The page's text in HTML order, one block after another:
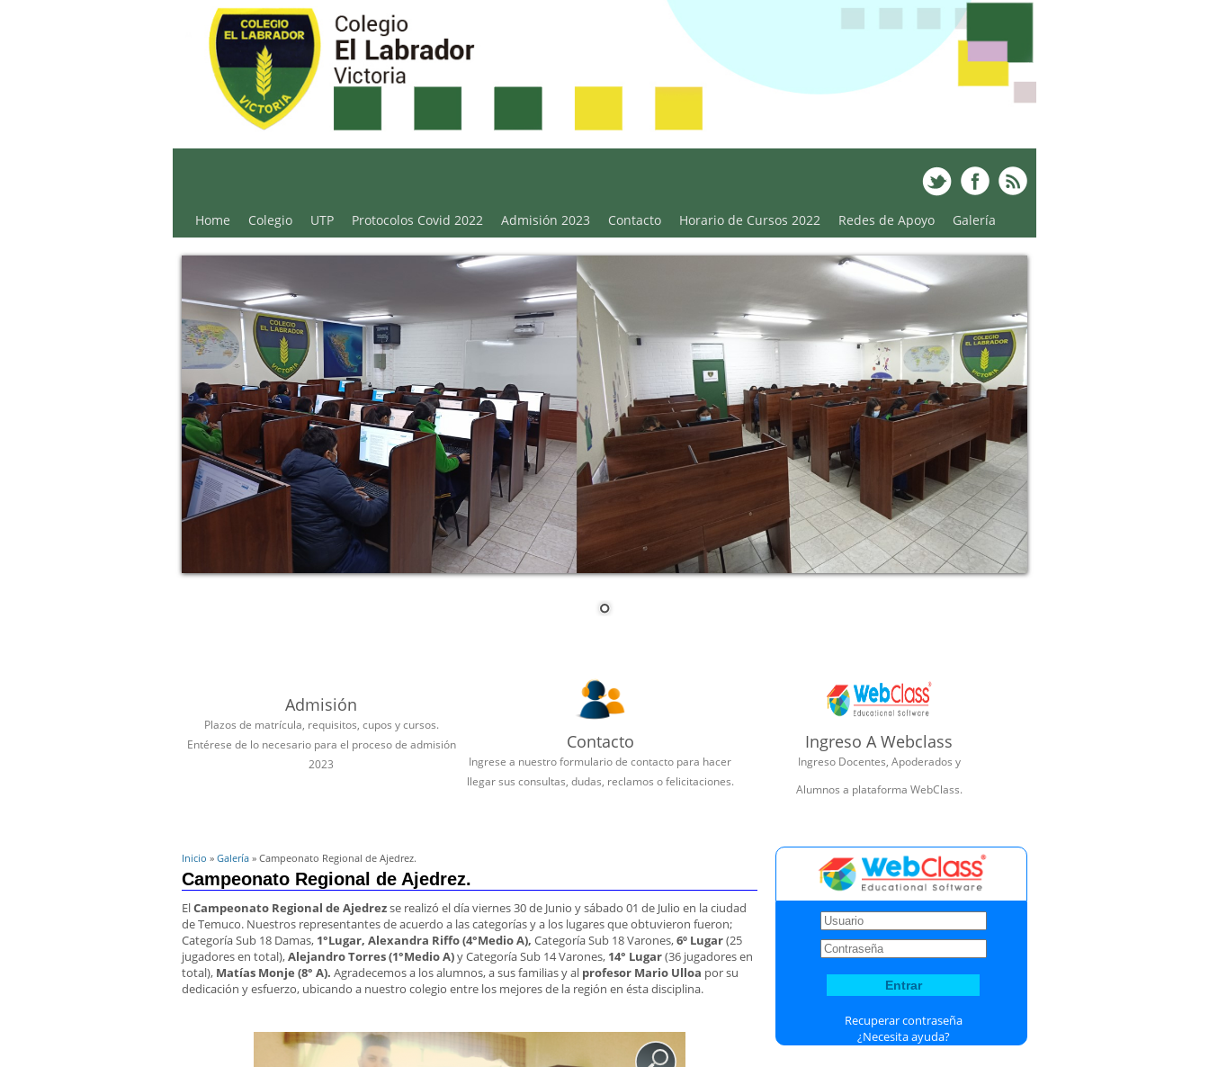
Colegio El Labrador - Victoria
Home Colegio UTP Protocolos Covid 2022 Admisión 2023 Contacto Horario de Cursos 2022 Redes de Apoyo Galería
Admisión
Plazos de matrícula, requisitos, cupos y cursos.
Entérese de lo necesario para el proceso de admisión
2023
Contacto
Ingrese a nuestro formulario de contacto para hacer
llegar sus consultas, dudas, reclamos o felicitaciones.
Ingreso A Webclass
Ingreso Docentes, Apoderados y
Alumnos a plataforma WebClass.
Inicio » Galería » Campeonato Regional de Ajedrez.
Campeonato Regional de Ajedrez.
ElCampeonato Regional de Ajedrezse realizó el día viernes 30 de Junio y sábado 01 de Julio en la ciudad
de Temuco. Nuestros representantes de acuerdo a las categorías y a los lugares que obtuvieron fueron;
Categoría Sub 18 Damas, 1°Lugar, Alexandra Riffo (4°Medio A), Categoría Sub 18 Varones,6º Lugar(25
jugadores en total),Alejandro Torres (1°Medio A)y Categoría Sub 14 Varones, 14° Lugar(36 jugadores en
total), Matías Monje (8° A). Agradecemos a los alumnos, a sus familias y al profesor Mario Ulloa por su
dedicación y esfuerzo, ubicando a nuestro colegio entre los mejores de la región en ésta disciplina.
Recuperar contraseña
¿Necesita ayuda?